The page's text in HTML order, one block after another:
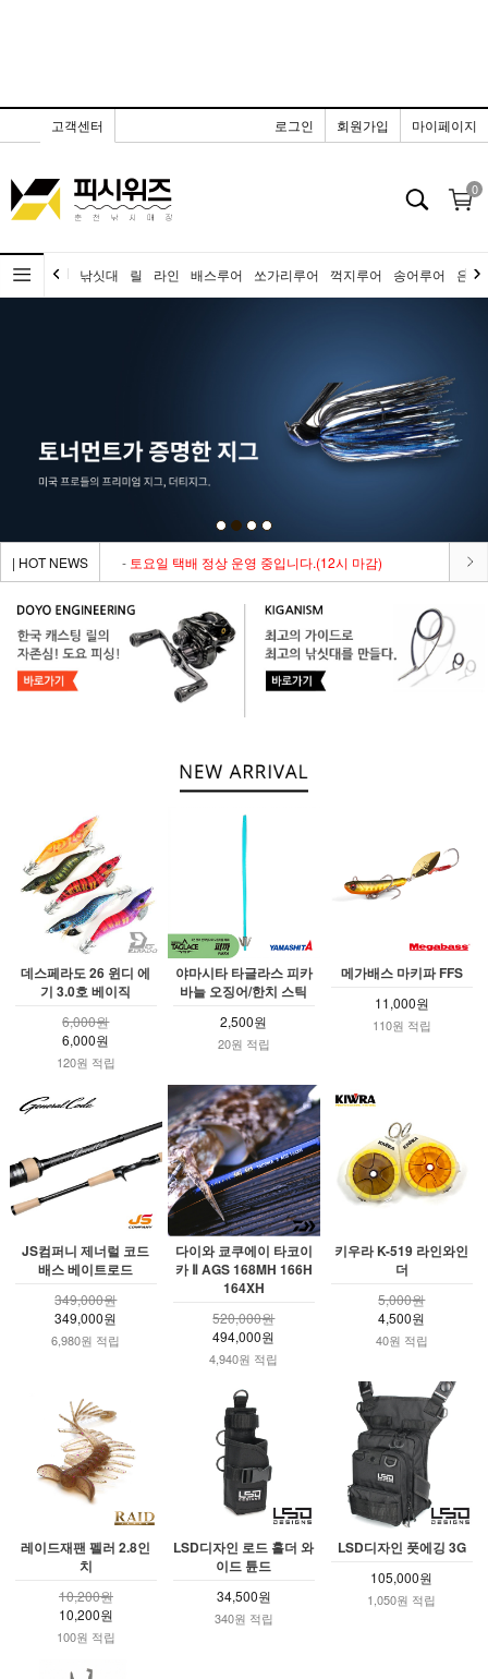
고객센터 로그인 회원가입 마이페이지
0
낚싯대 릴 라인 배스루어 쏘가리루어 꺽지루어 송어루어 은어
| HOT NEWS - 토요일 택배 정상 운영 중입니다.(12시 마감)
데스페라도 26 윈디 에
기 3.0호 베이직
6,000원
6,000원
120원 적립
야마시타 타글라스 피카
바늘 오징어/한치 스틱
2,500원
20원 적립
메가배스 마키파 FFS
11,000원
110원 적립
JS컴퍼니 제너럴 코드
배스 베이트로드
349,000원
349,000원
6,980원 적립
다이와 쿄쿠에이 타코이
카 Ⅱ AGS 168MH 166H
164XH
520,000원
494,000원
4,940원 적립
키우라 K-519 라인와인
더
5,000원
4,500원
40원 적립
레이드재팬 펠러 2.8인
치
10,200원
10,200원
100원 적립
LSD디자인 로드 홀더 와
이드 튠드
34,500원
340원 적립
LSD디자인 풋에깅 3G
105,000원
1,050원 적립